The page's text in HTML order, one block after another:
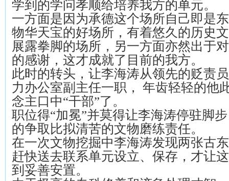
学到的学问孝顺给培养我方的单元。
一方面是因为承德这个场所自己即是
物华天宝的好场所，有着悠久的历史
展露拳脚的场所，另一方面亦然出于
的感谢，这才成就了目前的我方。
此时的转头，让李海涛从领先的贬责
力办公室副主任一职， 年齿轻轻的他
念主口中“干部”了。
职位得“加冕”并莫得让李海涛停驻脚
的争取比拟清苦的文物磨练责任。
在一次文物挖掘中李海涛发现两张古
赶快送去联系单元设立、保存，才让
到妥善安置。